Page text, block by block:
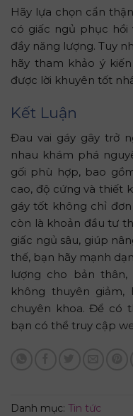
Hãy lựa chọn cẩn
có giấc ngủ phục hồi
đầy năng lượng. Tuy
hãy tham khảo ý
được lời khuyên tốt
Kết Luận
Đau vai gáy gây trở
nhau khám phá
gối phù hợp, bao
cao, độ cứng và thiết
gáy tốt không chỉ
còn là khoản đầu tư
giấc ngủ sâu, giúp
thế, bạn hãy mạnh
lượng cho bản
không thuyên
chuyên khoa. Để có
bạn có thể truy cập
Danh mục: Tin tức